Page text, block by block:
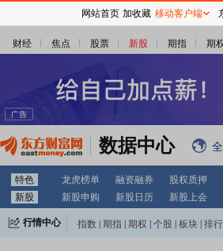
财经 焦点 股票 新股 期指 期
数据中心
特色 龙虎榜单 融资融券 股权质押
新股
新股申购 新股日历 新股上会
行情中心 指数 期指 期权 个股 板块 排行
网站首页 加收藏 移动客户端